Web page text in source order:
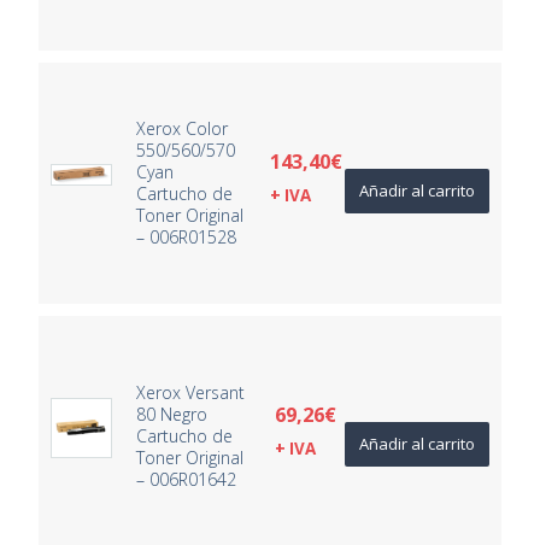
Xerox Color
550/560/570
Cyan
Cartucho de
Toner Original
– 006R01528
143,40€
+ IVA Añadir al carrito
Xerox Versant
80 Negro
Cartucho de
Toner Original
– 006R01642
69,26€
+ IVA Añadir al carrito